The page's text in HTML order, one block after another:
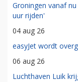
Groningen vanaf
uur rijden'
04 aug 26
easyJet wordt
06 aug 26
Luchthaven Luik